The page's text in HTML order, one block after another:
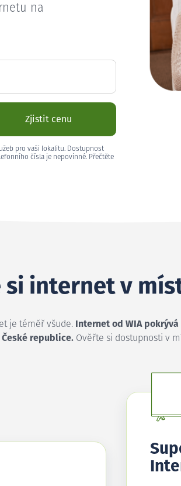
na
Zjistit cenu
pro vaši lokalitu. Dostupnost
čísla je nepovinné. Přečtěte
si internet v
je téměř všude.
Internet od WIA
České republice.Ověřte si dostupnosti v